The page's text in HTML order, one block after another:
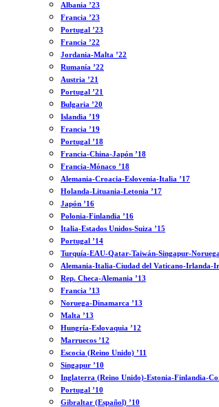
Albania ’23
Francia ’23
Portugal ’23
Francia ’22
Jordania-Malta ’22
Rumanía ’22
Austria ’21
Portugal ’21
Bulgaria ’20
Islandia ’19
Francia ’19
Portugal ’18
Francia-China-Japón ’18
Francia-Mónaco ’18
Alemania-Croacia-Eslovenia-Italia ’17
Holanda-Lituania-Letonia ’17
Japón ’16
Polonia-Finlandia ’16
Italia-Estados Unidos-Suiza ’15
Portugal ’14
Turquía-EAU-Qatar-Taiwán-Singapur-
Alemania-Italia-Ciudad del Vaticano-Irlanda-
Rep. Checa-Alemania ’13
Francia ’13
Noruega-Dinamarca ’13
Malta ’13
Hungría-Eslovaquia ’12
Marruecos ’12
Escocia (Reino Unido) ’11
Singapur ’10
Inglaterra (Reino Unido)-Estonia-Finlandia-
Portugal ’10
Gibraltar (Español) ’10